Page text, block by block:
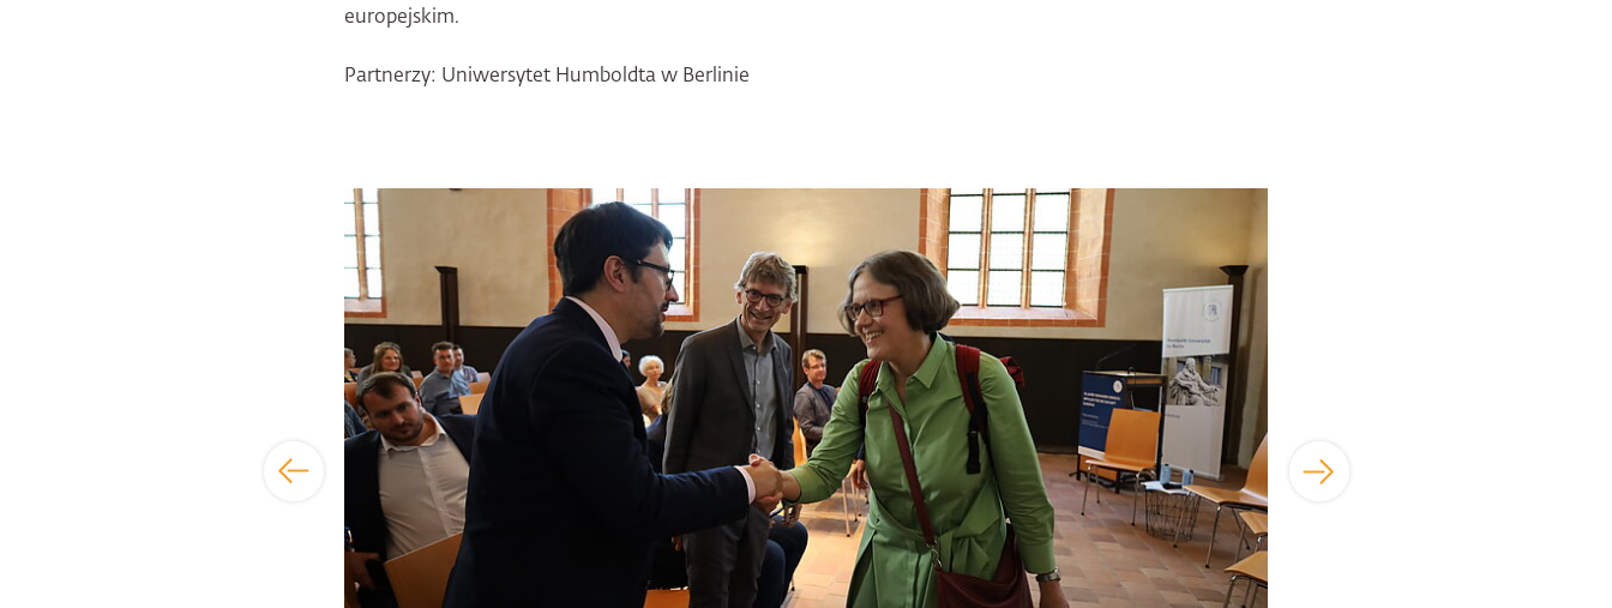
europejskim.
Partnerzy: Uniwersytet Humboldta w Berlinie
Bildergalerie überspringen